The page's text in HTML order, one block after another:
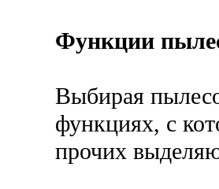
Функции
Выбирая
функциях, с
прочих